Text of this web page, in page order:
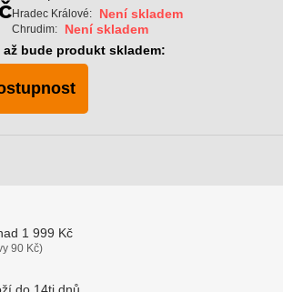
Hradec Králové: Není skladem
Chrudim:
Není skladem
až bude produkt skladem:
1 999 Kč
90 Kč)